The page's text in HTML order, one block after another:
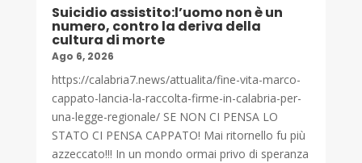
Suicidio assistito:l’uomo non è un
numero, contro la deriva della
cultura di morte
Ago 6, 2026
https://calabria7.news/attualita/fine-vita-marco-
cappato-lancia-la-raccolta-firme-in-calabria-per-
una-legge-regionale/ SE NON CI PENSA LO
STATO CI PENSA CAPPATO! Mai ritornello fu più
azzeccato!!! In un mondo ormai privo di speranza